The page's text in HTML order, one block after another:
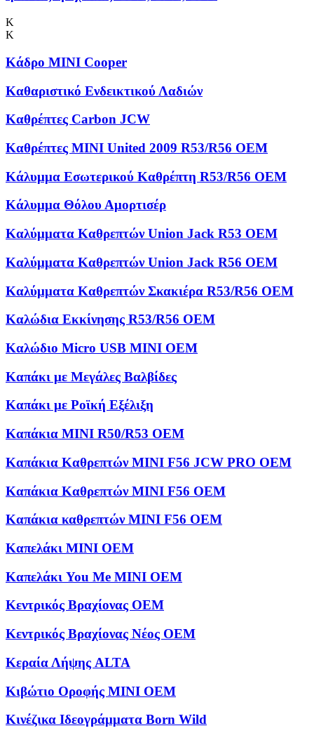
Κ
Κ
Κάδρο MINI Cooper
Καθαριστικό Ενδεικτικού Λαδιών
Καθρέπτες Carbon JCW
Καθρέπτες MINI United 2009 R53/R56 OEM
Κάλυμμα Εσωτερικού Καθρέπτη R53/R56 OEM
Κάλυμμα Θόλου Αμορτισέρ
Καλύμματα Kαθρεπτών Union Jack R53 OEM
Καλύμματα Καθρεπτών Union Jack R56 OEM
Καλύμματα Καθρεπτών Σκακιέρα R53/R56 OEM
Καλώδια Εκκίνησης R53/R56 OEM
Καλώδιο Micro USB MINI OEM
Καπάκι με Μεγάλες Βαλβίδες
Καπάκι με Ροϊκή Εξέλιξη
Καπάκια MINI R50/R53 OEM
Καπάκια Καθρεπτών MINI F56 JCW PRO OEM
Καπάκια Καθρεπτών MINI F56 OEM
Καπάκια καθρεπτών MINI F56 OEM
Καπελάκι MINI OEM
Καπελάκι You Me MINI OEM
Κεντρικός Βραχίονας OEM
Κεντρικός Βραχίονας Νέος OEM
Κεραία Λήψης ALTA
Κιβώτιο Οροφής MINI OEM
Κινέζικα Ιδεογράμματα Born Wild